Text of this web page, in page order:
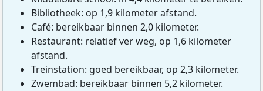
Bibliotheek: op 1,9 kilometer afstand.
Café: bereikbaar binnen 2,0 kilometer.
Restaurant: relatief ver weg, op 1,6 kilometer
afstand.
Treinstation: goed bereikbaar, op 2,3 kilometer.
Zwembad: bereikbaar binnen 5,2 kilometer.